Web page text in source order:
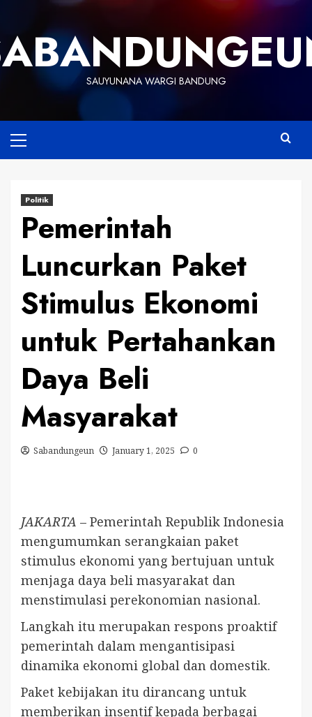
content
SAUYUNANA WARGI BANDUNG
Menu
Politik
Pemerintah
Luncurkan Paket
Stimulus Ekonomi
untuk Pertahankan
Daya Beli
Masyarakat
Sabandungeun January 1, 2025 0
JAKARTA – Pemerintah Republik Indonesia
mengumumkan serangkaian paket
stimulus ekonomi yang bertujuan untuk
menjaga daya beli masyarakat dan
menstimulasi perekonomian nasional.
Langkah itu merupakan respons proaktif
pemerintah dalam mengantisipasi
dinamika ekonomi global dan domestik.
Paket kebijakan itu dirancang untuk
memberikan insentif kepada berbagai